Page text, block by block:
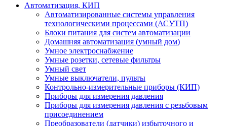
Автоматизация, КИП
Автоматизированные системы управления
технологическими процессами (АСУТП)
Блоки питания для систем автоматизации
Домашняя автоматизация (умный дом)
Умное электроснабжение
Умные розетки, сетевые фильтры
Умный свет
Умные выключатели, пульты
Контрольно-измерительные приборы (КИП)
Приборы для измерения давления
Приборы для измерения давления с резьбовым
присоединением
Преобразователи (датчики) избыточного и